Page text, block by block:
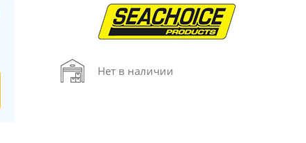
Нет в наличии